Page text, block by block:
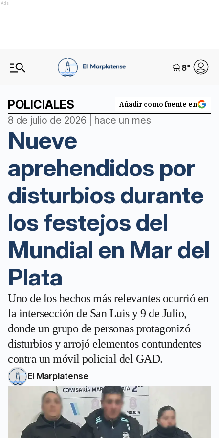
Ads
8°
POLICIALES Añadir como fuente en
8 de julio de 2026 | hace un mes
Nueve
aprehendidos por
disturbios durante
los festejos del
Mundial en Mar del
Plata
Uno de los hechos más relevantes ocurrió en
la intersección de San Luis y 9 de Julio,
donde un grupo de personas protagonizó
disturbios y arrojó elementos contundentes
contra un móvil policial del GAD.
El Marplatense